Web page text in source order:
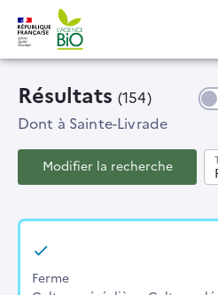
Résultats (154)
Dont à Sainte-Livrade
Modifier la recherche
Ferme